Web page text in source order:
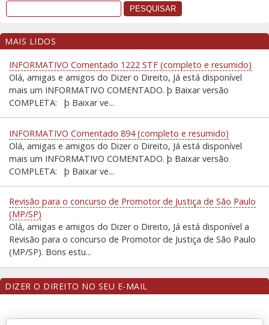
MAIS LIDOS
INFORMATIVO Comentado 1222 STF (completo e resumido)
Olá, amigas e amigos do Dizer o Direito, Já está disponível
mais um INFORMATIVO COMENTADO. þ Baixar versão
COMPLETA: þ Baixar ve...
INFORMATIVO Comentado 894 (completo e resumido)
Olá, amigas e amigos do Dizer o Direito, Já está disponível
mais um INFORMATIVO COMENTADO. þ Baixar versão
COMPLETA: þ Baixar ve...
Revisão para o concurso de Promotor de Justiça de São Paulo
(MP/SP)
Olá, amigas e amigos do Dizer o Direito, Já está disponível a
Revisão para o concurso de Promotor de Justiça de São Paulo
(MP/SP). Bons estu...
DIZER O DIREITO NO SEU E-MAIL